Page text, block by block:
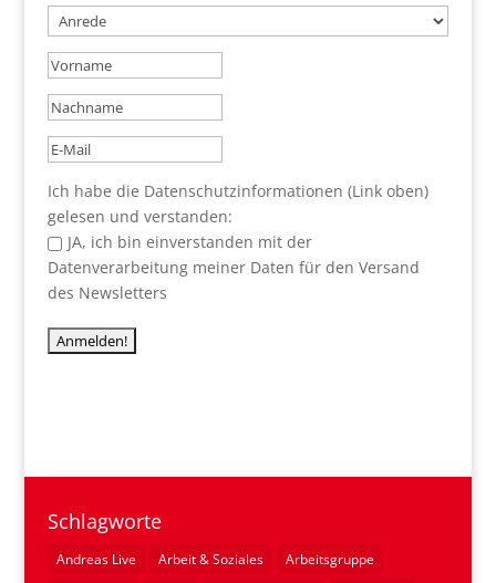
Ich habe die Datenschutzinformationen (Link oben)
gelesen und verstanden:
JA, ich bin einverstanden mit der
Datenverarbeitung meiner Daten für den Versand
des Newsletters
Schlagworte
Andreas Live Arbeit & Soziales
Arbeitsgruppe